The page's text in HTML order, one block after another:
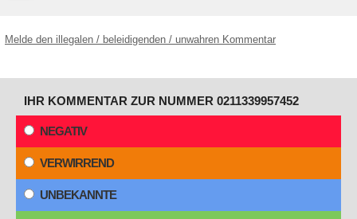
Melde den illegalen / beleidigenden / unwahren Kommentar
IHR KOMMENTAR ZUR NUMMER 0211339957452
NEGATIV
VERWIRREND
UNBEKANNTE